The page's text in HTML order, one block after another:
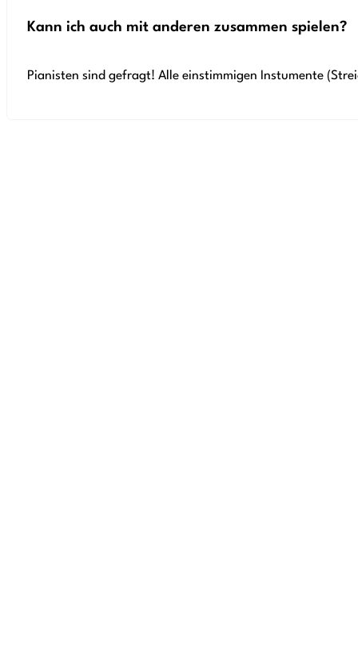
Kann ich auch mit anderen zusammen spielen?
Pianisten sind gefragt! Alle einstimmigen Instumente